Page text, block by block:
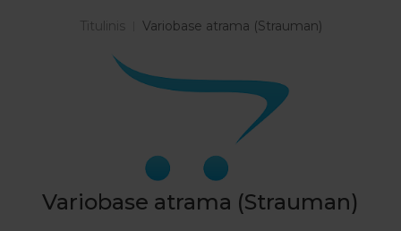
Titulinis Variobase atrama (Strauman)
Variobase atrama (Strauman)